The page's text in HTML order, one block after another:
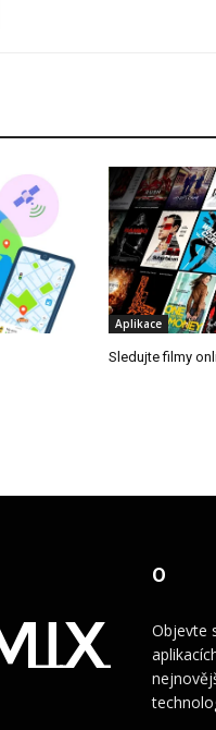
Aplikace
Sledujte filmy
O
Objevte